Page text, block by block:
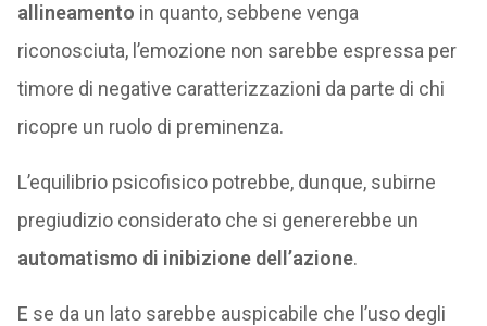
allineamento in quanto, sebbene venga
riconosciuta, l’emozione non sarebbe espressa per
timore di negative caratterizzazioni da parte di chi
ricopre un ruolo di preminenza.
L’equilibrio psicofisico potrebbe, dunque, subirne
pregiudizio considerato che si genererebbe un
automatismo di inibizione dell’azione.
E se da un lato sarebbe auspicabile che l’uso degli